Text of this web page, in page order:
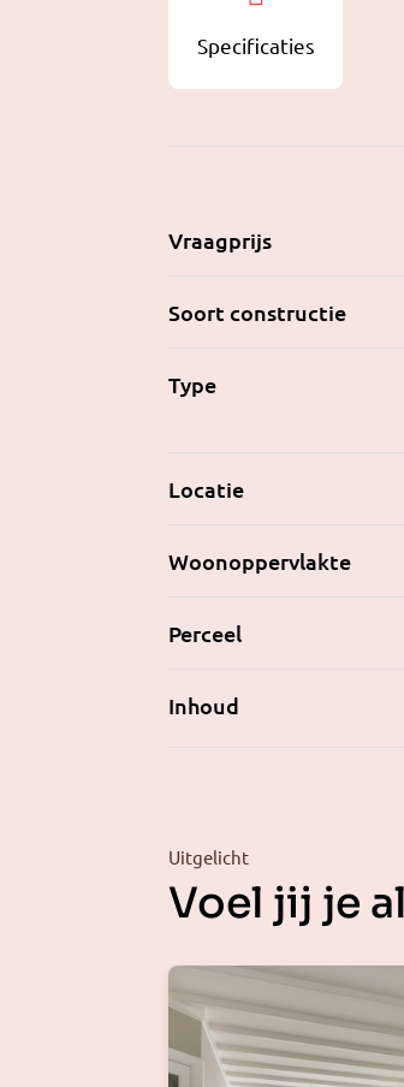
Specificaties
Vraagprijs
Soort constructie
Type
Locatie
Woonoppervlakte
Perceel
Inhoud
Uitgelicht
Voel jij je